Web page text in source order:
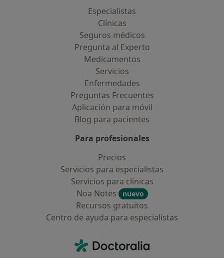
Especialistas
Clínicas
Seguros médicos
Pregunta al Experto
Medicamentos
Servicios
Enfermedades
Preguntas Frecuentes
Aplicación para móvil
Blog para pacientes
Para profesionales
Precios
Servicios para especialistas
Servicios para clínicas
Noa Notes
nuevo
Recursos gratuitos
Centro de ayuda para especialistas
Doctoralia - Página de inicio